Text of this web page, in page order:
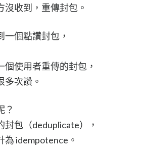
收到，重傳封包。
個點讚封包，
使用者重傳的封包，
多次讚。
？
包（deduplicate），
idempotence。